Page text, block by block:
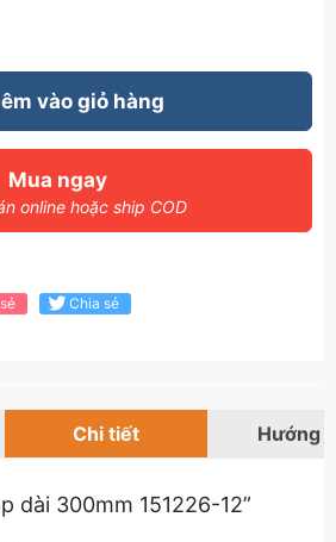
vào giỏ hàng
Mua ngay
online hoặc ship COD
Chia sẻ
Chi tiết Hướng
dài 300mm 151226-12”